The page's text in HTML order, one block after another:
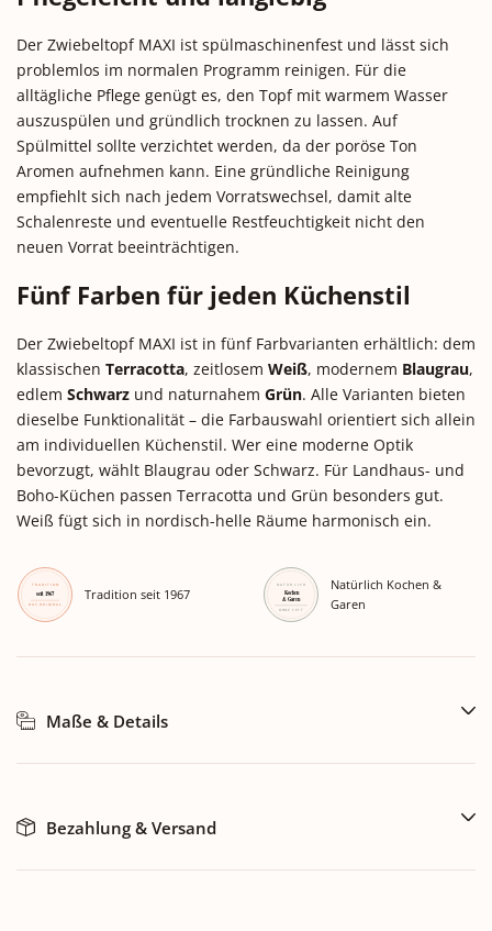
Der Zwiebeltopf MAXI ist spülmaschinenfest und lässt sich
problemlos im normalen Programm reinigen. Für die
alltägliche Pflege genügt es, den Topf mit warmem Wasser
auszuspülen und gründlich trocknen zu lassen. Auf
Spülmittel sollte verzichtet werden, da der poröse Ton
Aromen aufnehmen kann. Eine gründliche Reinigung
empfiehlt sich nach jedem Vorratswechsel, damit alte
Schalenreste und eventuelle Restfeuchtigkeit nicht den
neuen Vorrat beeinträchtigen.
Fünf Farben für jeden Küchenstil
Der Zwiebeltopf MAXI ist in fünf Farbvarianten erhältlich: dem
klassischen Terracotta, zeitlosem Weiß, modernem Blaugrau,
edlem Schwarz und naturnahem Grün. Alle Varianten bieten
dieselbe Funktionalität – die Farbauswahl orientiert sich allein
am individuellen Küchenstil. Wer eine moderne Optik
bevorzugt, wählt Blaugrau oder Schwarz. Für Landhaus- und
Boho-Küchen passen Terracotta und Grün besonders gut.
Weiß fügt sich in nordisch-helle Räume harmonisch ein.
Tradition seit 1967
Natürlich Kochen &
Garen
Maße & Details
Bezahlung & Versand